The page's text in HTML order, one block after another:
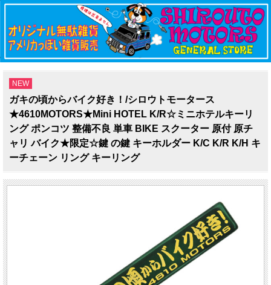
NEW
ガキの頃からバイク好き！/シロウトモータース
★4610MOTORS★Mini HOTEL K/R☆ミニホテルキーリ
ング ポンコツ 整備不良 単車 BIKE スクーター 原付 原チ
ャリ バイク★限定☆鍵 の鍵 キーホルダー K/C K/R K/H キ
ーチェーン リング キーリング